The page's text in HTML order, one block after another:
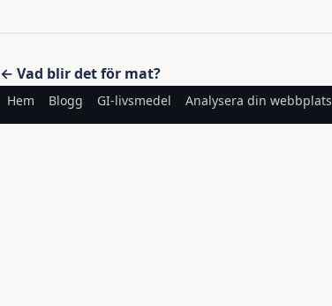
Inläggsnavigering
← Vad blir det för mat?
Hem Blogg GI-livsmedel Analysera din webbplats